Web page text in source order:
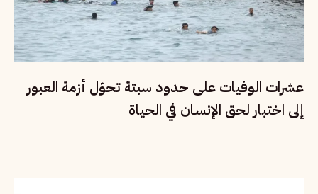
عشرات الوفيات على حدود سبتة تحوّل أزمة العبور
إلى اختبار لحق الإنسان في الحياة